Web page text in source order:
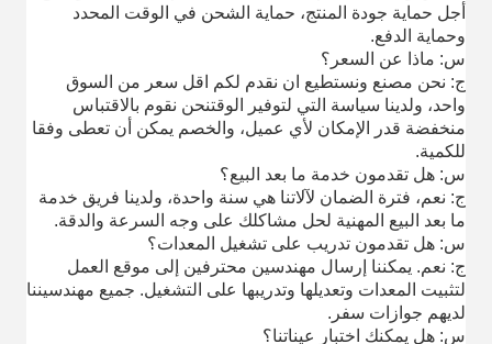
أجل حماية جودة المنتج، حماية الشحن في الوقت المحدد
وحماية الدفع.
س: ماذا عن السعر؟
ج: نحن مصنع ونستطيع ان نقدم لكم اقل سعر من السوق
واحد، ولدينا سياسة التي لتوفير الوقتنحن نقوم بالاقتباس
منخفضة قدر الإمكان لأي عميل، والخصم يمكن أن تعطى وفقا
للكمية.
س: هل تقدمون خدمة ما بعد البيع؟
ج: نعم، فترة الضمان لآلاتنا هي سنة واحدة، ولدينا فريق خدمة
ما بعد البيع المهنية لحل مشاكلك على وجه السرعة والدقة.
س: هل تقدمون تدريب على تشغيل المعدات؟
ج: نعم. يمكننا إرسال مهندسين محترفين إلى موقع العمل
لتثبيت المعدات وتعديلها وتدريبها على التشغيل. جميع مهندسيننا
لديهم جوازات سفر.
س: هل يمكنك اختبار عيناتنا؟